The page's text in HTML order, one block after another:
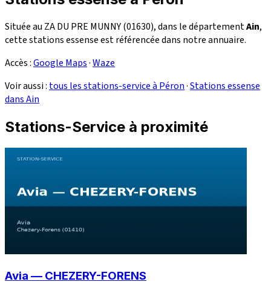
Située au ZA DU PRE MUNNY (01630), dans le départementAin,
cette stations essense est référencée dans notre annuaire.
Accès :Google Maps·Waze
Voir aussi : tous les stations-service à Péron·Stations essense
dans Ain
Stations-Service à proximité
Avia — CHEZERY-FORENS